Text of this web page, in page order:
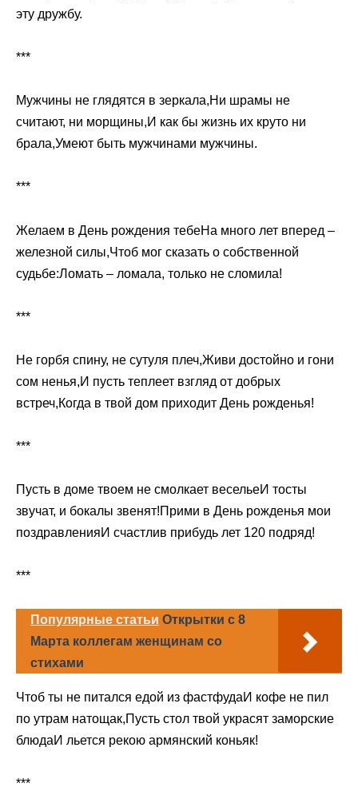
эту дружбу.
***
Мужчины не глядятся в зеркала,Ни шрамы не
считают, ни морщины,И как бы жизнь их круто ни
брала,Умеют быть мужчинами мужчины.
***
Желаем в День рождения тебеНа много лет вперед –
железной силы,Чтоб мог сказать о собственной
судьбе:Ломать – ломала, только не сломила!
***
Не горбя спину, не сутуля плеч,Живи достойно и гони
сом ненья,И пусть теплеет взгляд от добрых
встреч,Когда в твой дом приходит День рожденья!
***
Пусть в доме твоем не смолкает весельеИ тосты
звучат, и бокалы звенят!Прими в День рожденья мои
поздравленияИ счастлив прибудь лет 120 подряд!
***
Популярные статьи Открытки с 8
Марта коллегам женщинам со
стихами
Чтоб ты не питался едой из фастфудаИ кофе не пил
по утрам натощак,Пусть стол твой украсят заморские
блюдаИ льется рекою армянский коньяк!
***